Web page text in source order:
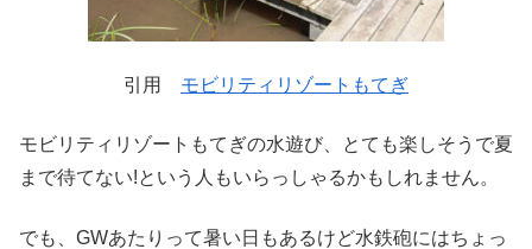
引用 モビリティリゾートもてぎ
モビリティリゾートもてぎの水遊び、とても楽しそうで夏
まで待てない!という人もいらっしゃるかもしれません。
でも、GWあたりって暑い日もあるけど水鉄砲にはちょっ